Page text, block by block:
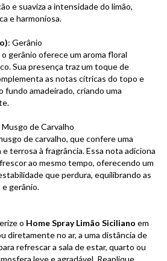
e suaviza a intensidade do limão,
e harmoniosa.
: Gerânio
gerânio oferece um aroma floral
Sua presença traz um toque de
as notas cítricas do topo e
fundo amadeirado, criando uma
Musgo de Carvalho
de carvalho, que confere uma
terrosa à fragrância. Essa nota adiciona
ao mesmo tempo, oferecendo um
que perdura, equilibrando as
e gerânio.
o Home Spray Limão Siciliano em
diretamente no ar, a uma distância de
refrescar a sala de estar, quarto ou
leve e agradável. Reaplique